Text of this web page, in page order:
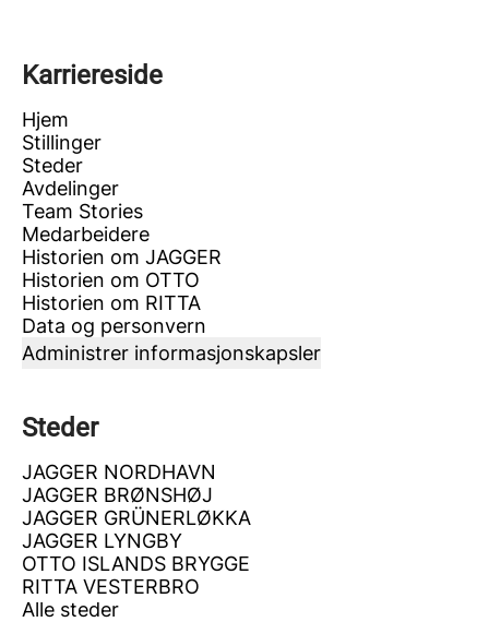
Karriereside
Hjem
Stillinger
Steder
Avdelinger
Team Stories
Medarbeidere
Historien om JAGGER
Historien om OTTO
Historien om RITTA
Data og personvern
Administrer informasjonskapsler
Steder
JAGGER NORDHAVN
JAGGER BRØNSHØJ
JAGGER GRÜNERLØKKA
JAGGER LYNGBY
OTTO ISLANDS BRYGGE
RITTA VESTERBRO
Alle steder